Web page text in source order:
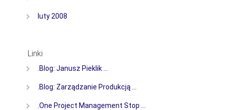
luty 2008
Linki
.Blog: Janusz Pieklik …
.Blog: Zarządzanie Produkcją …
.One Project Management Stop …